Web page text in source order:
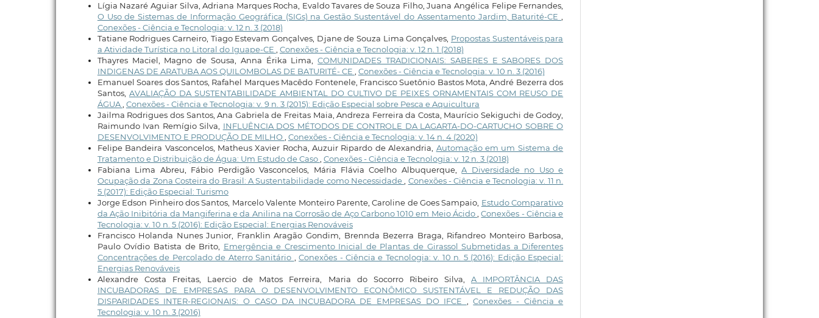
Lígia Nazaré Aguiar Silva, Adriana Marques Rocha, Evaldo Tavares de Souza Filho, Juana Angélica Felipe Fernandes,
O Uso de Sistemas de Informação Geográfica (SIGs) na Gestão Sustentável do Assentamento Jardim, Baturité-CE,
Conexões - Ciência e Tecnologia: v. 12 n. 3 (2018)
Tatiane Rodrigues Carneiro, Tiago Estevam Gonçalves, Djane de Souza Lima Gonçalves, Propostas Sustentáveis para
a Atividade Turística no Litoral do Iguape-CE , Conexões - Ciência e Tecnologia: v. 12 n. 1 (2018)
Thayres Maciel, Magno de Sousa, Anna Érika Lima,COMUNIDADES TRADICIONAIS: SABERES E SABORES DOS
INDIGENAS DE ARATUBA AOS QUILOMBOLAS DE BATURITÉ- CE , Conexões - Ciência e Tecnologia: v. 10 n. 3 (2016)
Emanuel Soares dos Santos, Rafahel Marques Macêdo Fontenele, Francisco Suetônio Bastos Mota, André Bezerra dos
Santos, AVALIAÇÃO DA SUSTENTABILIDADE AMBIENTAL DO CULTIVO DE PEIXES ORNAMENTAIS COM REUSO DE
ÁGUA, Conexões - Ciência e Tecnologia: v. 9 n. 3 (2015): Edição Especial sobre Pesca e Aquicultura
Jailma Rodrigues dos Santos, Ana Gabriela de Freitas Maia, Andreza Ferreira da Costa, Maurício Sekiguchi de Godoy,
Raimundo Ivan Remígio Silva, INFLUÊNCIA DOS MÉTODOS DE CONTROLE DA LAGARTA-DO-CARTUCHO SOBRE O
DESENVOLVIMENTO E PRODUÇÃO DE MILHO, Conexões - Ciência e Tecnologia: v. 14 n. 4 (2020)
Felipe Bandeira Vasconcelos, Matheus Xavier Rocha, Auzuir Ripardo de Alexandria, Automação em um Sistema de
Tratamento e Distribuição de Água: Um Estudo de Caso, Conexões - Ciência e Tecnologia: v. 12 n. 3 (2018)
Fabiana Lima Abreu, Fábio Perdigão Vasconcelos, Mária Flávia Coelho Albuquerque,A Diversidade no Uso e
Ocupação da Zona Costeira do Brasil: A Sustentabilidade como Necessidade, Conexões - Ciência e Tecnologia: v. 11 n.
5 (2017): Edição Especial: Turismo
Jorge Edson Pinheiro dos Santos, Marcelo Valente Monteiro Parente, Caroline de Goes Sampaio, Estudo Comparativo
da Ação Inibitória da Mangiferina e da Anilina na Corrosão de Aço Carbono 1010 em Meio Ácido,Conexões - Ciência e
Tecnologia: v. 10 n. 5 (2016): Edição Especial: Energias Renováveis
Francisco Holanda Nunes Junior, Franklin Aragão Gondim, Brennda Bezerra Braga, Rifandreo Monteiro Barbosa,
Paulo Ovídio Batista de Brito, Emergência e Crescimento Inicial de Plantas de Girassol Submetidas a Diferentes
Concentrações de Percolado de Aterro Sanitário ,Conexões - Ciência e Tecnologia: v. 10 n. 5 (2016): Edição Especial:
Energias Renováveis
Alexandre Costa Freitas, Laercio de Matos Ferreira, Maria do Socorro Ribeiro Silva, A IMPORTÂNCIA DAS
INCUBADORAS DE EMPRESAS PARA O DESENVOLVIMENTO ECONÔMICO SUSTENTÁVEL E REDUÇÃO DAS
DISPARIDADES INTER-REGIONAIS: O CASO DA INCUBADORA DE EMPRESAS DO IFCE ,Conexões - Ciência e
Tecnologia: v. 10 n. 3 (2016)